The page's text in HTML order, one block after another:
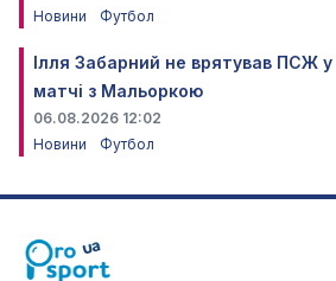
Новини
Футбол
Ілля Забарний не врятував ПСЖ
матчі з Мальоркою
06.08.2026 12:02
Новини
Футбол